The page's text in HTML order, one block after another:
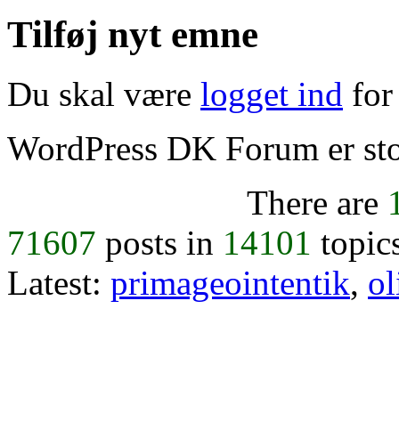
Tilføj nyt emne
Du skal være logget ind for
WordPress DK Forum er
There are
71607 posts in 14101
Latest: primageointentik,